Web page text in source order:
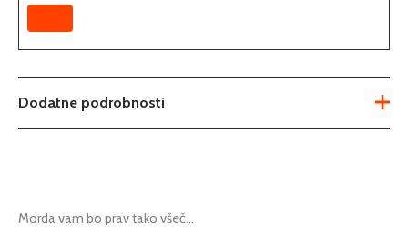
Dodatne podrobnosti
Morda vam bo prav tako všeč…